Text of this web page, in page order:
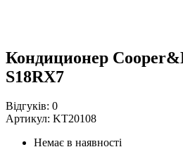
Кондиционер
S18RX7
Відгуків: 0
Артикул: KT20108
Немає в наявності